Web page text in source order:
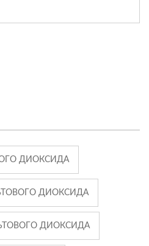
ДИОКСИДА
ДИОКСИДА
ДИОКСИДА